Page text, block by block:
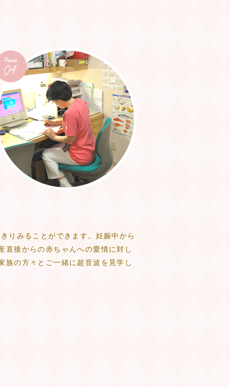
りみることができます。妊娠中から
直後からの赤ちゃんへの愛情に対し
族の方々とご一緒に超音波を見学し